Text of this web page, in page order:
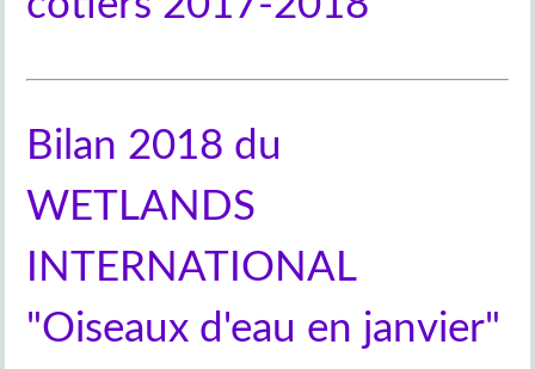
Bilan 2018 du
WETLANDS
INTERNATIONAL
"Oiseaux d'eau en janvier"